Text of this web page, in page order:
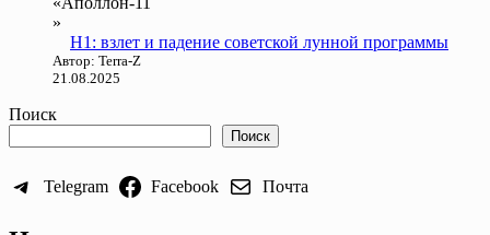
Н1: взлет и падение советской лунной программы
Автор: Terra-Z
21.08.2025
Поиск
Поиск
Telegram Facebook Почта